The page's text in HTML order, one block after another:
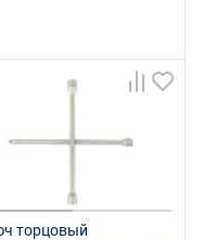
торцовый